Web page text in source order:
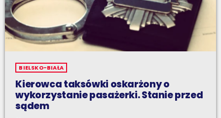
BIELSKO-BIAŁA
Kierowca taksówki oskarżony o
wykorzystanie pasażerki. Stanie przed
sądem